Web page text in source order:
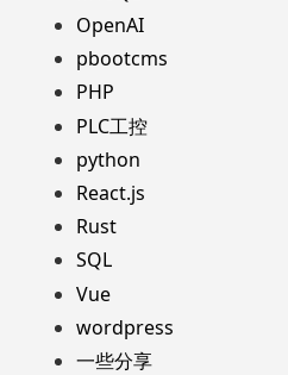
OpenAI
pbootcms
PHP
PLC工控
python
React.js
Rust
SQL
Vue
wordpress
一些分享